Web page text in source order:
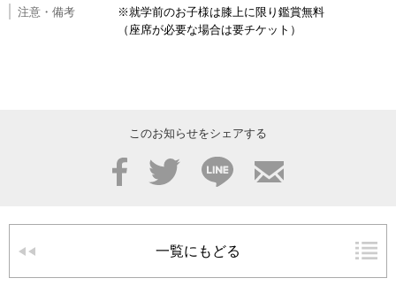
注意・備考
※就学前のお子様は膝上に限り鑑賞無料
（座席が必要な場合は要チケット）
このお知らせをシェアする
Facebook Twitter LINE
一覧にもどる